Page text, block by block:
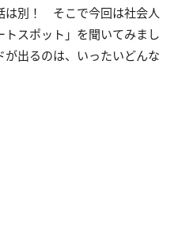
は別！ そこで今回は社会人
スポット」を聞いてみまし
出るのは、いったいどんな